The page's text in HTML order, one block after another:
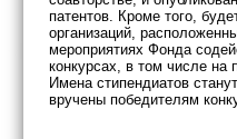
патентов. Кроме того,
организаций,
мероприятиях Фонда
конкурсах, в том числе на
Имена стипендиатов
вручены победителям